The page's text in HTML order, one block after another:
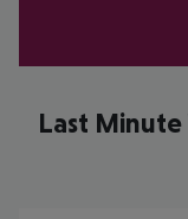
Last Minute